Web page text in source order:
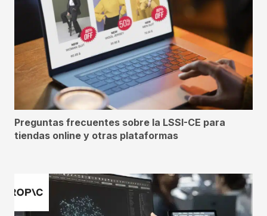
Preguntas frecuentes sobre la LSSI-CE para
tiendas online y otras plataformas